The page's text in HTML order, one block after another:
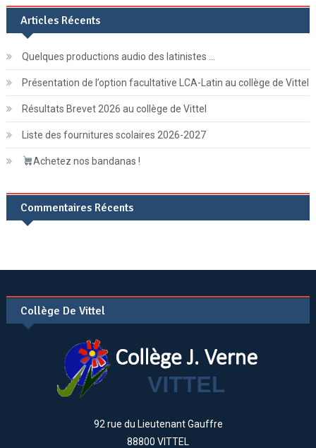
Articles Récents
Quelques productions audio des latinistes …
Présentation de l’option facultative LCA-Latin au collège de Vittel
Résultats Brevet 2026 au collège de Vittel
Liste des fournitures scolaires 2026-2027
Achetez nos bandanas !
Commentaires Récents
Collège De Vittel
92 rue du Lieutenant Gauffre
88800 VITTEL